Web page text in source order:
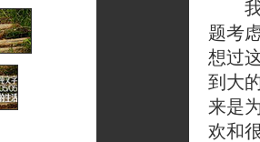
我
题考
想过
到大
来是
欢和